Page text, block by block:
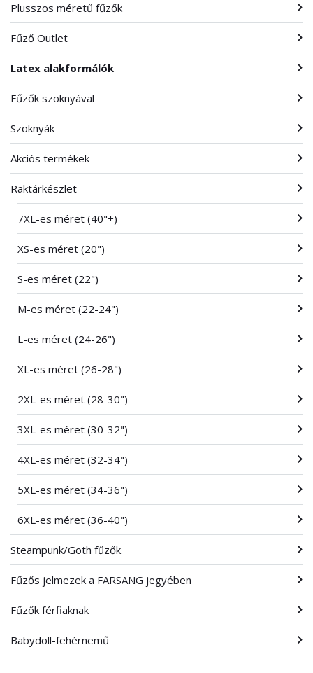
Plusszos méretű fűzők
Fűző Outlet
Latex alakformálók
Fűzők szoknyával
Szoknyák
Akciós termékek
Raktárkészlet
7XL-es méret (40"+)
XS-es méret (20")
S-es méret (22")
M-es méret (22-24")
L-es méret (24-26")
XL-es méret (26-28")
2XL-es méret (28-30")
3XL-es méret (30-32")
4XL-es méret (32-34")
5XL-es méret (34-36")
6XL-es méret (36-40")
Steampunk/Goth fűzők
Fűzős jelmezek a FARSANG jegyében
Fűzők férfiaknak
Babydoll-fehérnemű